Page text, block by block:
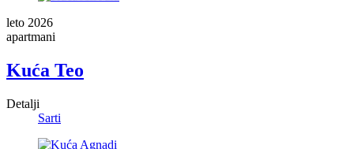
leto 2026
apartmani
Kuća Teo
Detalji
Sarti